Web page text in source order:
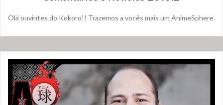
Olá ouvintes do Kokoro!! Trazemos a vocês mais um AnimeSphere.